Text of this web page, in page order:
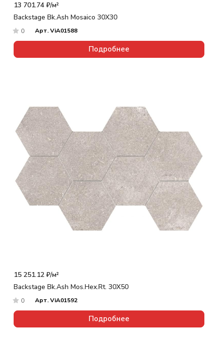
13 701.74 ₽/м²
Backstage Bk.Ash Mosaico 30X30
0 Арт.ViA01588
Подробнее
15 251.12 ₽/м²
Backstage Bk.Ash Mos.Hex.Rt. 30X50
0 Арт.ViA01592
Подробнее